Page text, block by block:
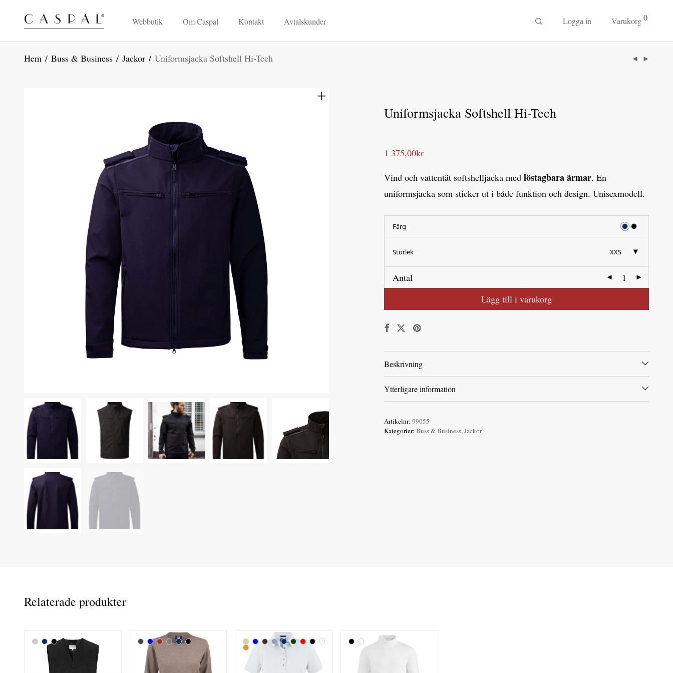
Webbutik Om Caspal Kontakt Avtalskunder Logga in Varukorg0
Hem / Buss & Business / Jackor / Uniformsjacka Softshell Hi-Tech
Uniformsjacka Softshell Hi-Tech
1 375,00kr
Vind och vattentät softshelljacka med löstagbara ärmar. En
uniformsjacka som sticker ut i både funktion och design. Unisexmodell.
Färg
Storlek XXS
Antal
Lägg till i varukorg
Beskrivning
Ytterligare information
Artikelnr: 99055
Kategorier: Buss & Business,Jackor
Relaterade produkter